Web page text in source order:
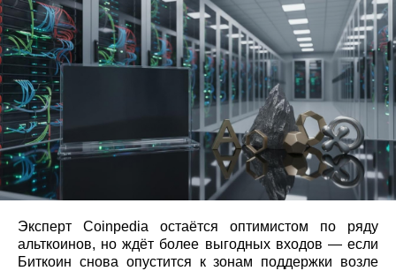
Эксперт Coinpedia остаётся оптимистом по ряду
альткоинов, но ждёт более выгодных входов — если
Биткоин снова опустится к зонам поддержки возле